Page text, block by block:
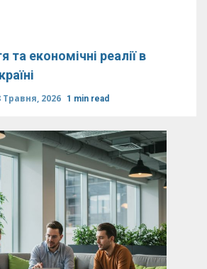
економічні реалії в
Травня, 2026 1 min read